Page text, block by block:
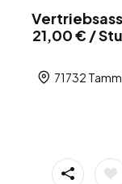
21,00 € /
71732